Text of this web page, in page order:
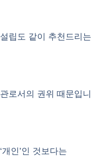
립도 같이 추천드리는
로서의 권위 때문입니
인’인 것보다는